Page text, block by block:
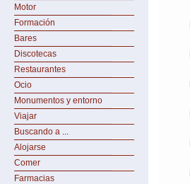
Motor
Formación
Bares
Discotecas
Restaurantes
Ocio
Monumentos y entorno
Viajar
Buscando a ...
Alojarse
Comer
Farmacias